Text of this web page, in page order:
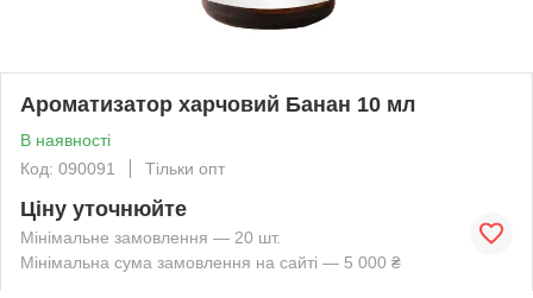
Ароматизатор харчовий Банан 10 мл
В наявності
Код: 090091
Тільки опт
Ціну уточнюйте
Мінімальне замовлення — 20 шт.
Мінімальна сума замовлення на сайті — 5 000 ₴